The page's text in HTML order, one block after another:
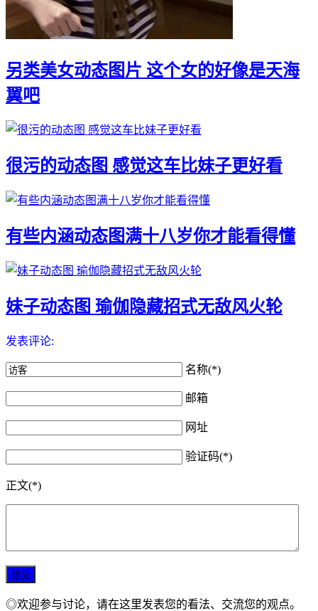
另类美女动态图片 这个女的好像是天海
翼吧
很污的动态图 感觉这车比妹子更好看
有些内涵动态图满十八岁你才能看得懂
妹子动态图 瑜伽隐藏招式无敌风火轮
发表评论:
名称(*)
邮箱
网址
验证码(*)
正文(*)
◎欢迎参与讨论，请在这里发表您的看法、交流您的观点。